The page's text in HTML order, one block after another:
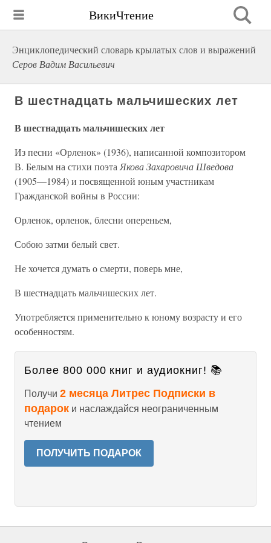
ВикиЧтение
Энциклопедический словарь крылатых слов и выражений
Серов Вадим Васильевич
В шестнадцать мальчишеских лет
В шестнадцать мальчишеских лет
Из песни «Орленок» (1936), написанной композитором
В. Белым на стихи поэта Якова Захаровича Шведова
(1905—1984) и посвященной юным участникам
Гражданской войны в России:
Орленок, орленок, блесни опереньем,
Собою затми белый свет.
Не хочется думать о смерти, поверь мне,
В шестнадцать мальчишеских лет.
Употребляется применительно к юному возрасту и его
особенностям.
Более 800 000 книг и аудиокниг! 📚
Получи 2 месяца Литрес Подписки в
подарок и наслаждайся неограниченным
чтением
ПОЛУЧИТЬ ПОДАРОК